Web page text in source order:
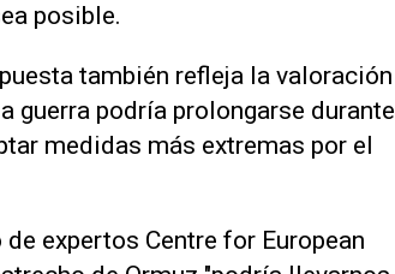
posible.
también refleja la valoración
guerra podría prolongarse durante
medidas más extremas por el
expertos Centre for European